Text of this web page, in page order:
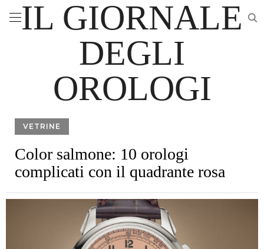
IL GIORNALE
DEGLI
OROLOGI
VETRINE
Color salmone: 10 orologi
complicati con il quadrante rosa